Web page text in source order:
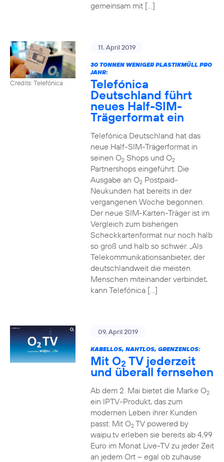
gemeinsam mit […]
Credits: Telefónica
11. April 2019
30 TONNEN WENIGER PLASTIKMÜLL PRO
JAHR:
Telefónica
Deutschland führt
neues Half-SIM-
Trägerformat ein
Telefónica Deutschland hat das
neue Half-SIM-Trägerformat in
seinen O2Shops und O2
Partnershops eingeführt. Die
Ausgabe an O2Postpaid-
Neukunden hat bereits in der
vergangenen Woche begonnen.
Der neue SIM-Karten-Träger ist im
Vergleich zum bisherigen
Scheckkartenformat nur noch halb
so groß und halb so schwer. „Als
Telekommunikationsanbieter, der
deutschlandweit die meisten
Menschen miteinander verbindet,
kann Telefónica […]
09. April 2019
KABELLOS, NAHTLOS, GRENZENLOS:
Mit O2 TV jederzeit
und überall fernsehen
Ab dem 2. Mai bietet die Marke O2
ein IPTV-Produkt, das zum
modernen Leben ihrer Kunden
passt: Mit O2TV powered by
waipu.tv erleben sie bereits ab 4,99
Euro im Monat Live-TV zu jeder Zeit
an jedem Ort – egal ob zuhause